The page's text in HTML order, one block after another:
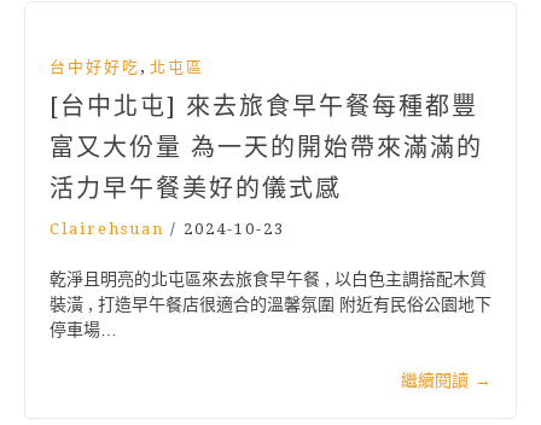
台中好好吃 , 北屯區
[台中北屯] 來去旅食早午餐每種都豐
富又大份量 為一天的開始帶來滿滿的
活力早午餐美好的儀式感
Clairehsuan / 2024-10-23
乾淨且明亮的北屯區來去旅食早午餐 , 以白色主調搭配木質
裝潢 , 打造早午餐店很適合的溫馨氛圍 附近有民俗公園地下
停車場…
繼續閱讀 →